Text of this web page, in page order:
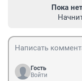
Пока
Гость
Войти